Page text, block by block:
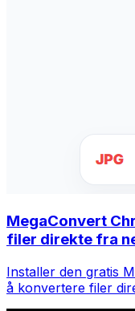
MegaConvert
filer direkte fra
Installer den gratis
å konvertere filer